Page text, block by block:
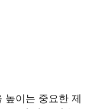
높이는 중요한 제